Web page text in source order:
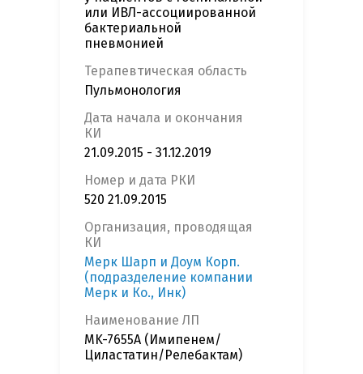
или ИВЛ-ассоциированной
бактериальной
пневмонией
Терапевтическая область
Пульмонология
Дата начала и окончания
КИ
21.09.2015 - 31.12.2019
Номер и дата РКИ
520 21.09.2015
Организация, проводящая
КИ
Мерк Шарп и Доум Корп.
(подразделение компании
Мерк и Ко., Инк)
Наименование ЛП
MK-7655A (Имипенем/
Циластатин/Релебактам)